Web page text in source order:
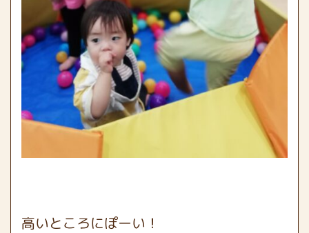
高いところにぽーい！